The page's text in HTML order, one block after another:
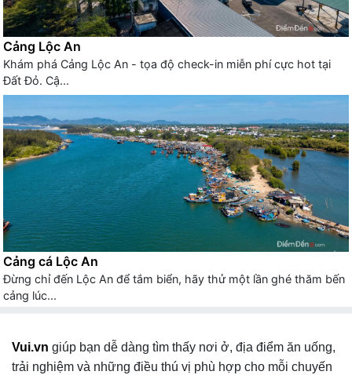
Cảng Lộc An
Khám phá Cảng Lộc An - tọa độ check-in miễn phí cực hot tại
Đất Đỏ. Cậ...
Cảng cá Lộc An
Đừng chỉ đến Lộc An để tắm biển, hãy thử một lần ghé thăm bến
cảng lúc...
Vui.vn giúp bạn dễ dàng tìm thấy nơi ở, địa điểm ăn uống,
trải nghiệm và những điều thú vị phù hợp cho mỗi chuyến